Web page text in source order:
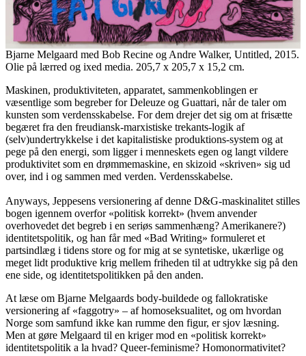
Bjarne Melgaard med Bob Recine og Andre Walker, Untitled, 2015.
Olie på lærred og ixed media. 205,7 x 205,7 x 15,2 cm.
Maskinen, produktiviteten, apparatet, sammenkoblingen er
væsentlige som begreber for Deleuze og Guattari, når de taler om
kunsten som verdensskabelse. For dem drejer det sig om at frisætte
begæret fra den freudiansk-marxistiske trekants-logik af
(selv)undertrykkelse i det kapitalistiske produktions-system og at
pege på den energi, som ligger i menneskets egen og langt vildere
produktivitet som en drømmemaskine, en skizoid «skriven» sig ud
over, ind i og sammen med verden. Verdensskabelse.
Anyways, Jeppesens versionering af denne D&G-maskinalitet stilles
bogen igennem overfor «politisk korrekt» (hvem anvender
overhovedet det begreb i en seriøs sammenhæng? Amerikanere?)
identitetspolitik, og han får med «Bad Writing» formuleret et
partsindlæg i tidens store og for mig at se syntetiske, ukærlige og
meget lidt produktive krig mellem friheden til at udtrykke sig på den
ene side, og identitetspolitikken på den anden.
At læse om Bjarne Melgaards body-buildede og fallokratiske
versionering af «faggotry» – af homoseksualitet, og om hvordan
Norge som samfund ikke kan rumme den figur, er sjov læsning.
Men at gøre Melgaard til en kriger mod en «politisk korrekt»
identitetspolitik a la hvad? Queer-feminisme? Homonormativitet?